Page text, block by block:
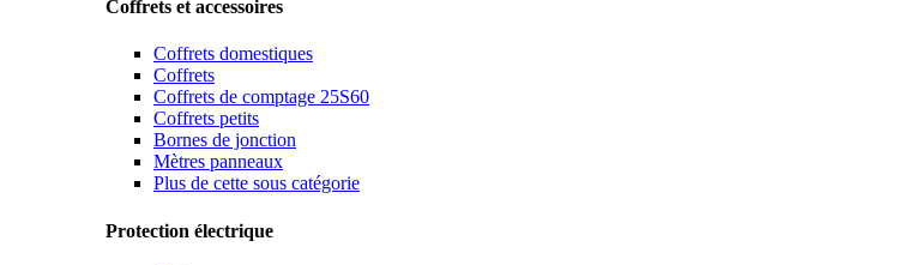
Coffrets et accessoires
Coffrets domestiques
Coffrets
Coffrets de comptage 25S60
Coffrets petits
Bornes de jonction
Mètres panneaux
Plus de cette sous catégorie
Protection électrique